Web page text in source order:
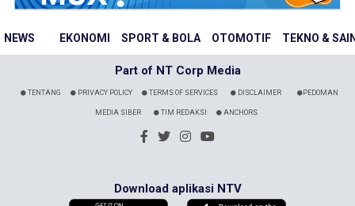
NEWS EKONOMI SPORT & BOLA OTOMOTIF TEKNO &
Part of NT Corp Media
TENTANG PRIVACY POLICY TERMS OF SERVICES DISCLAIMER PEDOMAN
MEDIA SIBER TIM REDAKSI ANCHORS
Download aplikasi NTV